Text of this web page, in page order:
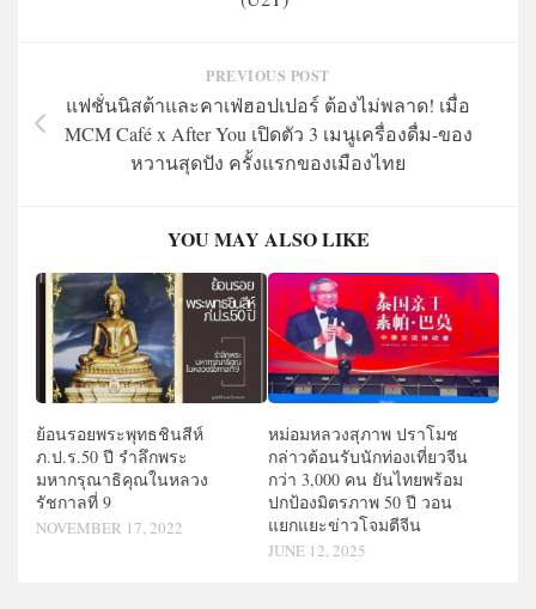
PREVIOUS POST
แฟชั่นนิสต้าและคาเฟ่ฮอปเปอร์ ต้องไม่พลาด! เมื่อ
MCM Café x After You เปิดตัว 3 เมนูเครื่องดื่ม-ของ
หวานสุดปัง ครั้งแรกของเมืองไทย
YOU MAY ALSO LIKE
ย้อนรอยพระพุทธชินสีห์
ภ.ป.ร.50 ปี รำลึกพระ
มหากรุณาธิคุณในหลวง
รัชกาลที่ 9
NOVEMBER 17, 2022
หม่อมหลวงสุภาพ ปราโมช
กล่าวต้อนรับนักท่องเที่ยวจีน
กว่า 3,000 คน ยันไทยพร้อม
ปกป้องมิตรภาพ 50 ปี วอน
แยกแยะข่าวโจมตีจีน
JUNE 12, 2025